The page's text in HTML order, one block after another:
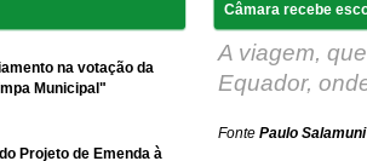
na votação da
Municipal"
Projeto de Emenda à
Câmara recebe
A viagem,
Equador,
Fonte Paulo